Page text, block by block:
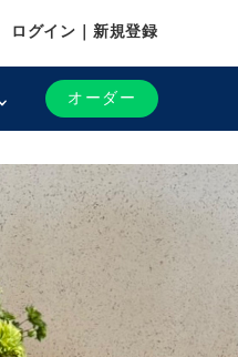
ログイン｜新規登録
オーダー